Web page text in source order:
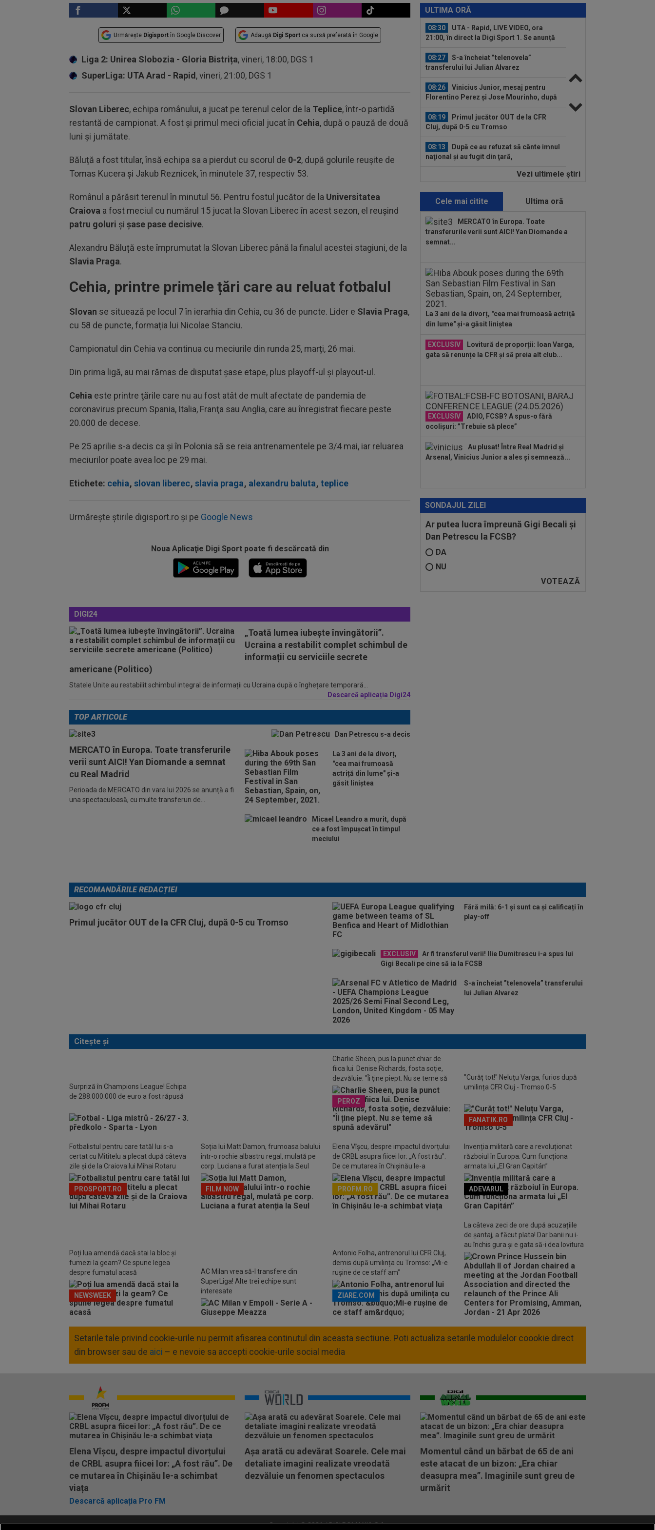
Urmărește Digisport în Google Discover Adaugă Digi Sport ca sursă preferată în Google
Liga 2: Unirea Slobozia - Gloria Bistrița, vineri, 18:00, DGS 1
SuperLiga: UTA Arad - Rapid , vineri, 21:00, DGS 1
Slovan Liberec, echipa românului, a jucat pe terenul celor de la Teplice, într-o partidă
restantă de campionat. A fost și primul meci oficial jucat în Cehia, după o pauză de două
luni și jumătate.
Băluță a fost titular, însă echipa sa a pierdut cu scorul de 0-2, după golurile reușite de
Tomas Kucera și Jakub Reznicek, în minutele 37, respectiv 53.
Românul a părăsit terenul în minutul 56. Pentru fostul jucător de la Universitatea
Craiova a fost meciul cu numărul 15 jucat la Slovan Liberec în acest sezon, el reușind
patru goluri și șase pase decisive.
Alexandru Băluță este împrumutat la Slovan Liberec până la finalul acestei stagiuni, de la
Slavia Praga.
Cehia, printre primele țări care au reluat fotbalul
Slovan se situează pe locul 7 în ierarhia din Cehia, cu 36 de puncte. Lider e Slavia Praga,
cu 58 de puncte, formația lui Nicolae Stanciu.
Campionatul din Cehia va continua cu meciurile din runda 25, marți, 26 mai.
Din prima ligă, au mai rămas de disputat șase etape, plus playoff-ul şi playout-ul.
Cehia este printre ţările care nu au fost atât de mult afectate de pandemia de
coronavirus precum Spania, Italia, Franţa sau Anglia, care au înregistrat fiecare peste
20.000 de decese.
Pe 25 aprilie s-a decis ca şi în Polonia să se reia antrenamentele pe 3/4 mai, iar reluarea
meciurilor poate avea loc pe 29 mai.
Etichete: cehia, slovan liberec, slavia praga, alexandru baluta, teplice
Urmărește știrile digisport.ro și pe Google News
Noua Aplicaţie Digi Sport poate fi descărcată din
DIGI24
„Toată lumea iubește învingătorii”.
Ucraina a restabilit complet schimbul de
informații cu serviciile secrete
americane (Politico)
Statele Unite au restabilit schimbul integral de informații cu Ucraina după o înghețare temporară...
Descarcă aplicația Digi24
ULTIMA ORĂ
spus cum se menține în formă, la 38 de
ani: ”Sunt de la țară!”
08:30
UTA - Rapid, LIVE VIDEO, ora
21:00, în direct la Digi Sport 1. Se anunță
08:27
S-a încheiat ”telenovela”
transferului lui Julian Alvarez
08:26
Vinicius Junior, mesaj pentru
Florentino Perez și Jose Mourinho, după
08:19
Primul jucător OUT de la CFR
Cluj, după 0-5 cu Tromso
08:13
După ce au refuzat să cânte imnul
naţional şi au fugit din ţară,
Gata: Rodri și-a dat acordul
07:47
EXCLUSIV
Ar fi transferul verii!
Ilie Dumitrescu i-a spus lui Gigi Becali pe
cine să ia...
07:24
”Au schimbat contractul”! Decizia
luată de Real Madrid pentru transferul
calificați în play-off
08:47 VIDEO EXCLUSIV
Dan Nistor a
spus cum se menține în formă, la 38 de
ani: ”Sunt de la țară!”
08:30
UTA - Rapid, LIVE VIDEO, ora
un...
08:27
S-a încheiat ”telenovela”
Florentino Perez și Jose Mourinho, după
ce a...
Vezi ultimele ştiri
Cele mai citite Ultima oră
MERCATO în Europa. Toate
transferurile verii sunt AICI! Yan Diomande a
semnat...
La 3 ani de la divorț, "cea mai frumoasă actriță
din lume" și-a găsit liniștea
EXCLUSIV
Lovitură de proporții: Ioan Varga,
gata să renunțe la CFR și să preia alt club...
EXCLUSIV
ADIO, FCSB? A spus-o fără
ocolișuri: ”Trebuie să plece”
Au plusat! Între Real Madrid și
Arsenal, Vinicius Junior a ales și semnează...
SONDAJUL ZILEI
Ar putea lucra împreună Gigi Becali și
Dan Petrescu la FCSB?
DA
NU
TOP ARTICOLE
MERCATO în Europa. Toate transferurile
verii sunt AICI! Yan Diomande a semnat
cu Real Madrid
Perioada de MERCATO din vara lui 2026 se anunță a fi
una spectaculoasă, cu multe transferuri de...
Dan Petrescu s-a decis
La 3 ani de la divorț,
"cea mai frumoasă
actriță din lume" și-a
găsit liniștea
Micael Leandro a murit, după
ce a fost împușcat în timpul
meciului
RECOMANDĂRILE REDACȚIEI
Primul jucător OUT de la CFR Cluj, după 0-5 cu Tromso
Fără milă: 6-1 și sunt ca și calificați în
play-off
EXCLUSIV
Ar fi transferul verii! Ilie Dumitrescu i-a spus lui
Gigi Becali pe cine să ia la FCSB
S-a încheiat ”telenovela” transferului
lui Julian Alvarez
Citește și
Surpriză în Champions League! Echipa
de 288.000.000 de euro a fost răpusă
Charlie Sheen, pus la punct chiar de
fiica lui. Denise Richards, fosta soție,
dezvăluie: "Îi ține piept. Nu se teme să
spună adevărul"
PEROZ
"Curăț tot!" Neluțu Varga, furios după
umilința CFR Cluj - Tromso 0-5
FANATIK.RO
Fotbalistul pentru care tatăl lui s-a
certat cu Mititelu a plecat după câteva
zile și de la Craiova lui Mihai Rotaru
PROSPORT.RO
Soția lui Matt Damon, frumoasa balului
într-o rochie albastru regal, mulată pe
corp. Luciana a furat atenția la Seul
FILM NOW
Elena Vîșcu, despre impactul divorțului
de CRBL asupra fiicei lor: „A fost rău”.
De ce mutarea în Chișinău le-a
schimbat viața
PROFM.RO
Invenția militară care a revoluționat
războiul în Europa. Cum funcționa
armata lui „El Gran Capitán”
ADEVARUL
Poți lua amendă dacă stai la bloc și
fumezi la geam? Ce spune legea
despre fumatul acasă
NEWSWEEK
AC Milan vrea să-l transfere din
SuperLiga! Alte trei echipe sunt
interesate
Antonio Folha, antrenorul lui CFR Cluj,
demis după umilința cu Tromso: „Mi-e
rușine de ce staff am”
ZIARE.COM
La câteva zeci de ore după acuzațiile
de șantaj, a făcut plata! Dar banii nu i-
au închis gura și e gata să-i dea lovitura
Setarile tale privind cookie-urile nu permit afisarea continutul din aceasta sectiune. Poti actualiza setarile modulelor coookie direct
din browser sau de aici – e nevoie sa accepti cookie-urile social media
Elena Vîșcu, despre impactul divorțului
de CRBL asupra fiicei lor: „A fost rău”. De
ce mutarea în Chișinău le-a schimbat
viața
Descarcă aplicația Pro FM
Așa arată cu adevărat Soarele. Cele mai
detaliate imagini realizate vreodată
dezvăluie un fenomen spectaculos
Momentul când un bărbat de 65 de ani
este atacat de un bizon: „Era chiar
deasupra mea”. Imaginile sunt greu de
urmărit
Copyright © 2026 / DIGI ROMANIA S.A.